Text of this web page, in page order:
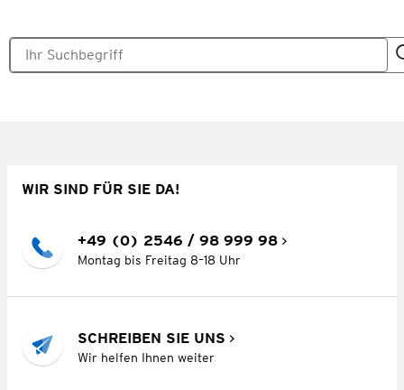
WIR SIND FÜR SIE DA!
+49 (0) 2546 / 98 999 98
Montag bis Freitag 8–18 Uhr
SCHREIBEN SIE UNS
Wir helfen Ihnen weiter